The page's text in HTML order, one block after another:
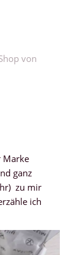
von
Marke
ganz
zu mir
ich